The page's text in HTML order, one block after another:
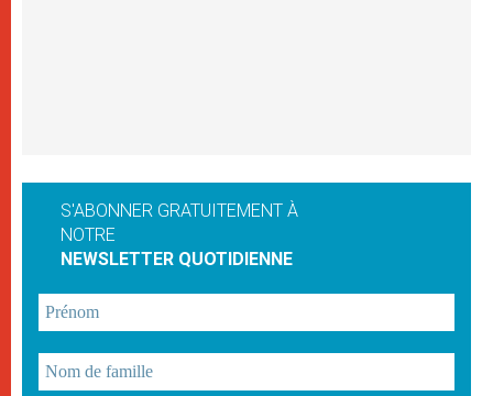
S'ABONNER GRATUITEMENT À
NOTRE
NEWSLETTER QUOTIDIENNE